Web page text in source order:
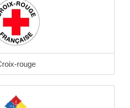
rouge